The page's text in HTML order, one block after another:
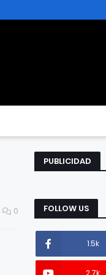
0
PUBLICIDAD
FOLLOW US
1.5k
2.7k